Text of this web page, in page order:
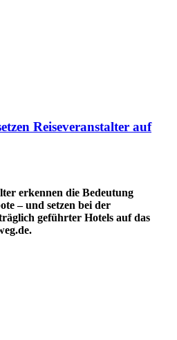
Reiseveranstalter auf
erkennen die Bedeutung
– und setzen bei der
geführter Hotels auf das